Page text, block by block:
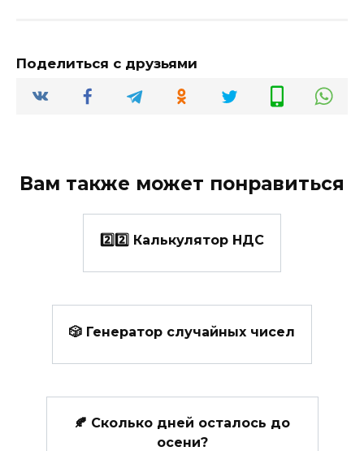
Поделиться с друзьями
Вам также может понравиться
2️⃣2️⃣ Калькулятор НДС
🎲 Генератор случайных чисел
🍂 Сколько дней осталось до
осени?